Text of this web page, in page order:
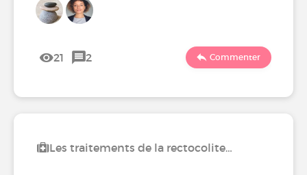
21 2 Commenter
Les traitements de la rectocolite…